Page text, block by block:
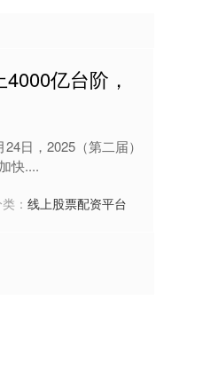
亿台阶，
日，2025（第二届）
快....
： 线上股票配资平台